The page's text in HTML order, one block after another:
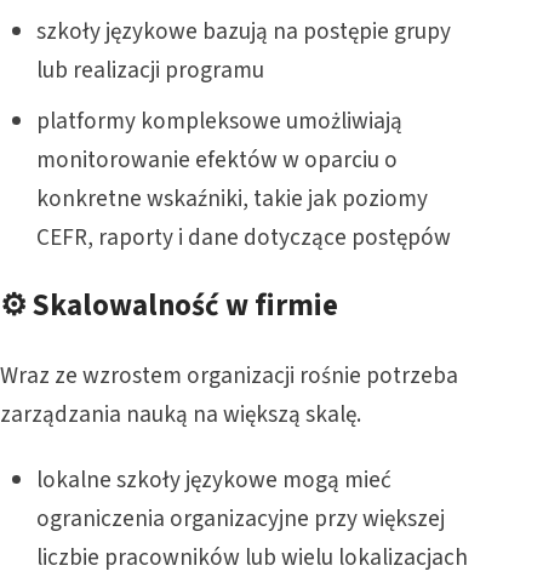
szkoły językowe bazują na postępie grupy
lub realizacji programu
platformy kompleksowe umożliwiają
monitorowanie efektów w oparciu o
konkretne wskaźniki, takie jak poziomy
CEFR, raporty i dane dotyczące postępów
⚙️ Skalowalność w firmie
Wraz ze wzrostem organizacji rośnie potrzeba
zarządzania nauką na większą skalę.
lokalne szkoły językowe mogą mieć
ograniczenia organizacyjne przy większej
liczbie pracowników lub wielu lokalizacjach